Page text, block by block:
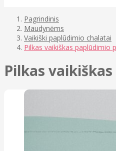
Pagrindinis
Maudynėms
Vaikiški paplūdimio chalatai
Pilkas vaikiškas paplūdimio
Pilkas